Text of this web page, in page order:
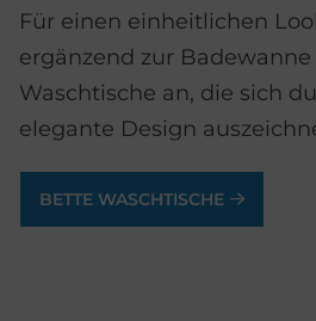
Für einen einheitlichen
ergänzend zur
Waschtische an, die sich
elegante Design
BETTE WASCHTISCHE